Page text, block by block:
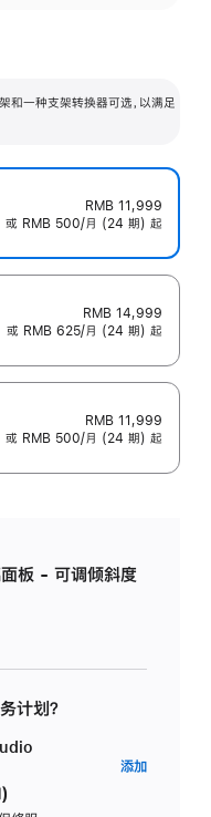
一种支架转换器可选，以满足
RMB 11,999
或 RMB 500/月 (24 期) 起
RMB 14,999
或 RMB 625/月 (24 期) 起
RMB 11,999
或 RMB 500/月 (24 期) 起
板 - 可调倾斜度
计划？
添加